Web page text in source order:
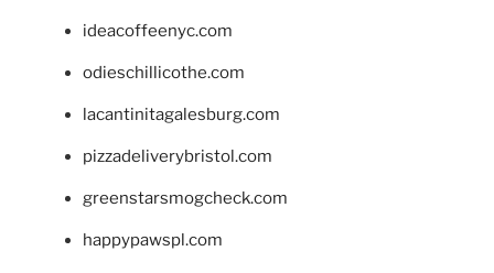
ideacoffeenyc.com
odieschillicothe.com
lacantinitagalesburg.com
pizzadeliverybristol.com
greenstarsmogcheck.com
happypawspl.com